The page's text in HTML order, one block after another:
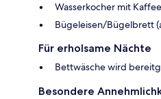
Wasserkocher mit
Bügeleisen/Bügelbrett
Für erholsame Nächte
Bettwäsche wird
Besondere